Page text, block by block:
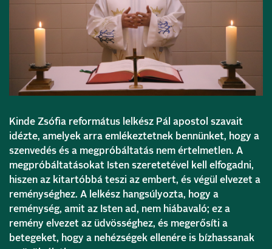
Kinde Zsófia református lelkész Pál apostol szavait
idézte, amelyek arra emlékeztetnek bennünket, hogy a
szenvedés és a megpróbáltatás nem értelmetlen. A
megpróbáltatásokat Isten szeretetével kell elfogadni,
hiszen az kitartóbbá teszi az embert, és végül elvezet a
reménységhez. A lelkész hangsúlyozta, hogy a
reménység, amit az Isten ad, nem hiábavaló; ez a
remény elvezet az üdvösséghez, és megerősíti a
betegeket, hogy a nehézségek ellenére is bízhassanak